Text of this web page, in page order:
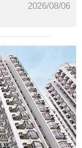
2026/08/06